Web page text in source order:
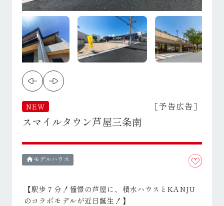
NEW ［予告広告］
スマイルタウン芦屋三条南
home モデルハウス
【駅歩７分！憧憬の芦屋に、積水ハウスとKANJU
のコラボモデルが近日誕生！】